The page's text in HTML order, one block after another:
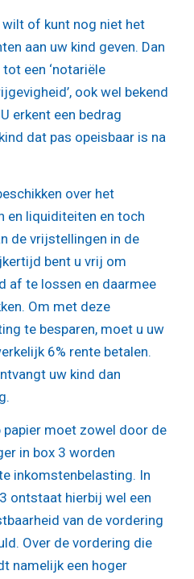
wilt of kunt nog niet het
aan uw kind geven. Dan
een ‘notariële
ook wel bekend
erkent een bedrag
dat pas opeisbaar is na
over het
en liquiditeiten en toch
de vrijstellingen in de
bent u vrij om
af te lossen en daarmee
Om met deze
te besparen, moet u uw
6% rente betalen.
uw kind dan
papier moet zowel door de
in box 3 worden
inkomstenbelasting. In
ontstaat hierbij wel een
van de vordering
Over de vordering die
namelijk een hoger